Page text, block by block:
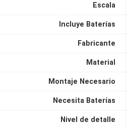
Escala
Incluye Baterías
Fabricante
Material
Montaje Necesario
Necesita Baterías
Nivel de detalle